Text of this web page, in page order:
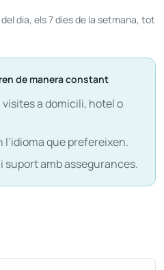
dia, els 7 dies de la setmana, tot
de manera constant
visites a domicili, hotel o
que prefereixen.
suport amb assegurances.